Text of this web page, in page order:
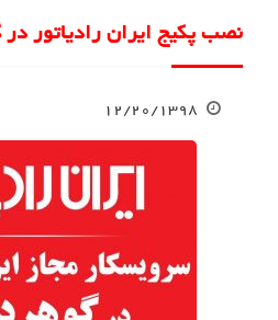
نصب پکیج ایران رادیاتور
۱۲/۲۰/۱۳۹۸